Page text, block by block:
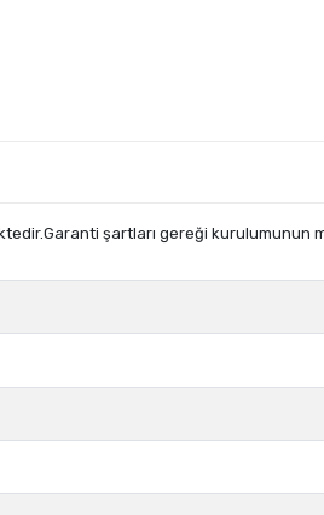
şartları gereği kurulumunun